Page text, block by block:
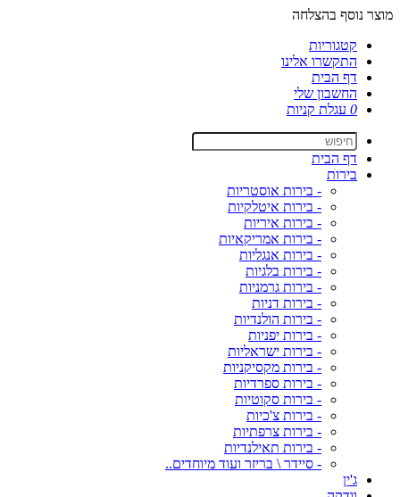
מוצר נוסף בהצלחה
קטגוריות
התקשרו אלינו
דף הבית
החשבון שלי
0 עגלת קניות
דף הבית
בירות
- בירות אוסטריות
- בירות איטלקיות
- בירות איריות
- בירות אמריקאיות
- בירות אנגליות
- בירות בלגיות
- בירות גרמניות
- בירות דניות
- בירות הולנדיות
- בירות יפניות
- בירות ישראליות
- בירות מקסיקניות
- בירות ספרדיות
- בירות סקוטיות
- בירות צ'כיות
- בירות צרפתיות
- בירות תאילנדיות
- סיידר \ בריזר ועוד מיוחדים..
ג'ין